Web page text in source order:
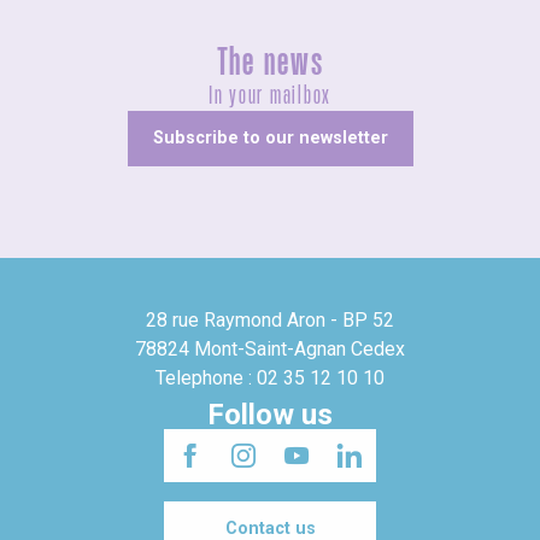
The news
In your mailbox
Subscribe to our newsletter
28 rue Raymond Aron - BP 52
78824 Mont-Saint-Agnan Cedex
Telephone : 02 35 12 10 10
Follow us
Contact us